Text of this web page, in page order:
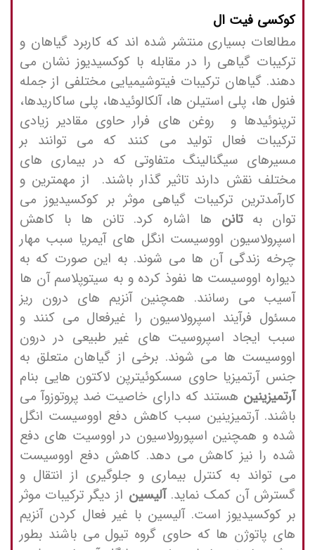
کوکسی فیت ال
مطالعات بسیاری منتشر شده اند که کاربرد گیاهان و
ترکیبات گیاهی را در مقابله با کوکسیدیوز نشان می
دهند. گیاهان ترکیبات فیتوشیمیایی مختلفی از جمله
فنول ها، پلی استیلن ها، آلکالوئیدها، پلی ساکاریدها،
ترپنوئیدها و روغن های فرار حاوی مقادیر زیادی
ترکیبات فعال تولید می کنند که می توانند بر
مسیرهای سیگنالینگ متفاوتی که در بیماری های
مختلف نقش دارند تاثیر گذار باشند. از مهمترین و
کارآمدترین ترکیبات گیاهی موثر بر کوکسیدیوز می
توان بهتانن ها اشاره کرد. تانن ها با کاهش
اسپرولاسیون اووسیست انگل های آیمریا سبب مهار
چرخه زندگی آن ها می شوند. به این صورت که به
دیواره اووسیست ها نفوذ کرده و به سیتوپلاسم آن ها
آسیب می رسانند. همچنین آنزیم های درون ریز
مسئول فرآیند اسپرولاسیون را غیرفعال می کنند و
سبب ایجاد اسپروسیت های غیر طبیعی در درون
اووسیست ها می شوند. برخی از گیاهان متعلق به
جنس آرتمیزیا حاوی سسکوئیترپن لاکتون هایی بنام
آرتمیزینین هستند که دارای خاصیت ضد پروتوزوآ می
باشند. آرتمیزینین سبب کاهش دفع اووسیست انگل
شده و همچنین اسپورولاسیون در اووسیت های دفع
شده را نیز کاهش می دهد. کاهش دفع اووسیست
می تواند به کنترل بیماری و جلوگیری از انتقال و
گسترش آن کمک نماید.آلیسین از دیگر ترکیبات موثر
بر کوکسیدیوز است. آلیسین با غیر فعال کردن آنزیم
های پاتوژن ها که حاوی گروه تیول می باشند بطور